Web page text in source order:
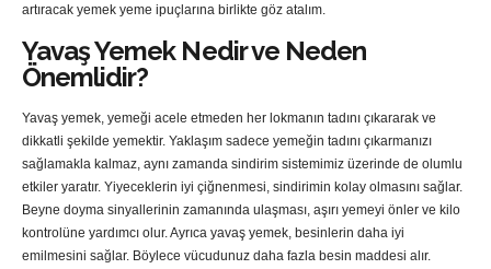
artıracak yemek yeme ipuçlarına birlikte göz atalım.
Yavaş Yemek Nedir ve Neden
Önemlidir?
Yavaş yemek, yemeği acele etmeden her lokmanın tadını çıkararak ve
dikkatli şekilde yemektir. Yaklaşım sadece yemeğin tadını çıkarmanızı
sağlamakla kalmaz, aynı zamanda sindirim sistemimiz üzerinde de olumlu
etkiler yaratır. Yiyeceklerin iyi çiğnenmesi, sindirimin kolay olmasını sağlar.
Beyne doyma sinyallerinin zamanında ulaşması, aşırı yemeyi önler ve kilo
kontrolüne yardımcı olur. Ayrıca yavaş yemek, besinlerin daha iyi
emilmesini sağlar. Böylece vücudunuz daha fazla besin maddesi alır.